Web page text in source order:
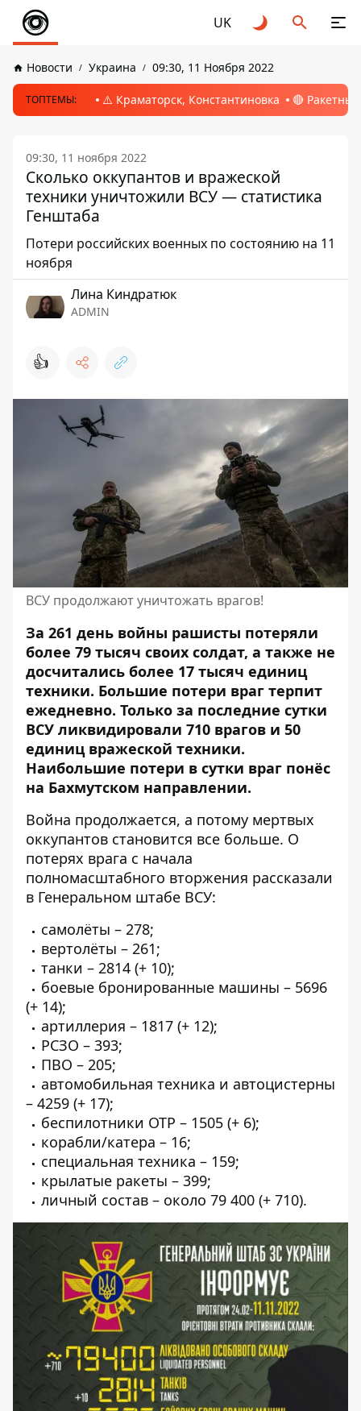
UK
Новости Украина 09:30, 11 Ноября 2022
ТОПТЕМЫ: ⚠️ Краматорск, Константиновка 🔴
09:30, 11 ноября 2022
Сколько оккупантов и вражеской
техники уничтожили ВСУ — статистика
Генштаба
Потери российских военных по состоянию на 11
ноября
Лина Киндратюк
ADMIN
👍
ВСУ продолжают уничтожать врагов!
За 261 день войны рашисты потеряли
более 79 тысяч своих солдат, а также не
досчитались более 17 тысяч единиц
техники. Большие потери враг терпит
ежедневно. Только за последние сутки
ВСУ ликвидировали 710 врагов и 50
единиц вражеской техники.
Наибольшие потери в сутки враг понёс
на Бахмутском направлении.
Война продолжается, а потому мертвых
оккупантов становится все больше. О
потерях врага с начала
полномасштабного вторжения рассказали
в Генеральном штабе ВСУ:
самолёты – 278;
вертолёты – 261;
танки – 2814 (+ 10);
боевые бронированные машины – 5696
(+ 14);
артиллерия – 1817 (+ 12);
РСЗО – 393;
ПВО – 205;
автомобильная техника и автоцистерны
– 4259 (+ 17);
беспилотники ОТР – 1505 (+ 6);
корабли/катера – 16;
специальная техника – 159;
крылатые ракеты – 399;
личный состав – около 79 400 (+ 710).